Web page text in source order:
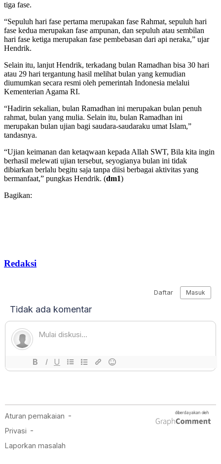
tiga fase.
“Sepuluh hari fase pertama merupakan fase Rahmat, sepuluh hari
fase kedua merupakan fase ampunan, dan sepuluh atau sembilan
hari fase ketiga merupakan fase pembebasan dari api neraka,” ujar
Hendrik.
Selain itu, lanjut Hendrik, terkadang bulan Ramadhan bisa 30 hari
atau 29 hari tergantung hasil melihat bulan yang kemudian
diumumkan secara resmi oleh pemerintah Indonesia melalui
Kementerian Agama RI.
“Hadirin sekalian, bulan Ramadhan ini merupakan bulan penuh
rahmat, bulan yang mulia. Selain itu, bulan Ramadhan ini
merupakan bulan ujian bagi saudara-saudaraku umat Islam,”
tandasnya.
“Ujian keimanan dan ketaqwaan kepada Allah SWT, Bila kita ingin
berhasil melewati ujian tersebut, seyogianya bulan ini tidak
dibiarkan berlalu begitu saja tanpa diisi berbagai aktivitas yang
bermanfaat,” pungkas Hendrik. (dm1)
Bagikan:
Redaksi